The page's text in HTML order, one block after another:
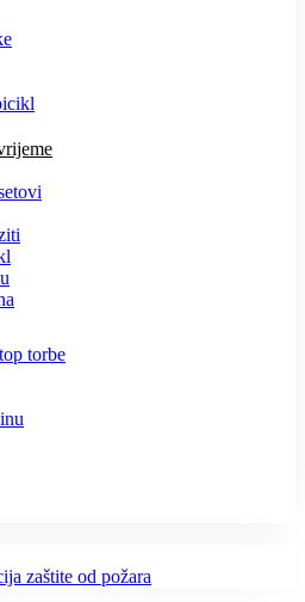
torbe
zaštite od požara